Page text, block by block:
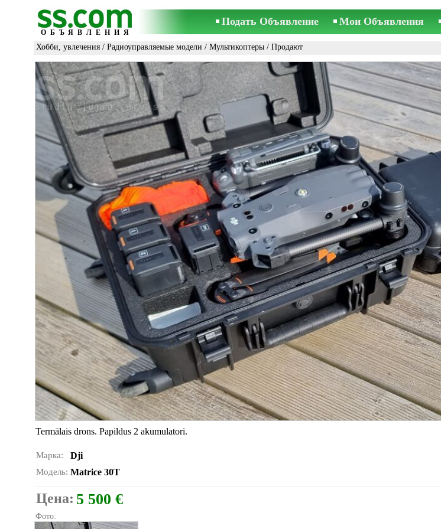
ОБЪЯВЛЕНИЯ
Подать Объявление Мои Объявления
Хобби, увлечения / Радиоуправляемые модели / Мультикоптеры / Продают
Termālais drons. Papildus 2 akumulatori.
Марка: Dji
Модель: Matrice 30T
Цена: 5 500 €
Фото: